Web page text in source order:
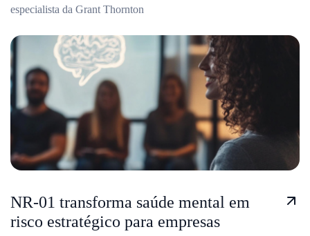
especialista da Grant Thornton
NR-01 transforma saúde mental em
risco estratégico para empresas